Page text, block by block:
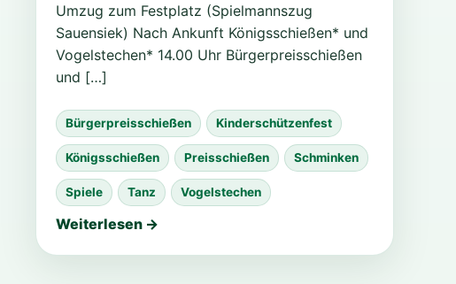
Umzug zum Festplatz (Spielmannszug
Sauensiek) Nach Ankunft Königsschießen* und
Vogelstechen* 14.00 Uhr Bürgerpreisschießen
und […]
Bürgerpreisschießen Kinderschützenfest
Königsschießen Preisschießen Schminken
Spiele Tanz Vogelstechen
Weiterlesen →